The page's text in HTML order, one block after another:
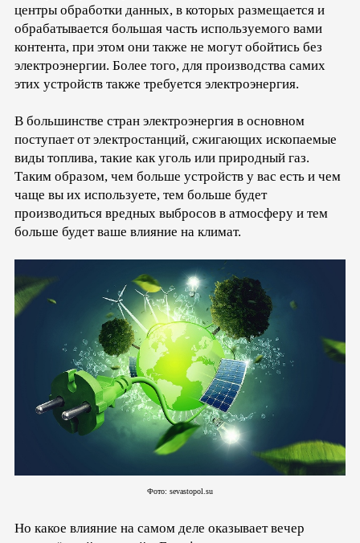
центры обработки данных, в которых размещается и
обрабатывается большая часть используемого вами
контента, при этом они также не могут обойтись без
электроэнергии. Более того, для производства самих
этих устройств также требуется электроэнергия.
В большинстве стран электроэнергия в основном
поступает от электростанций, сжигающих ископаемые
виды топлива, такие как уголь или природный газ.
Таким образом, чем больше устройств у вас есть и чем
чаще вы их используете, тем больше будет
производиться вредных выбросов в атмосферу и тем
больше будет ваше влияние на климат.
Фото: sevastopol.su
Но какое влияние на самом деле оказывает вечер